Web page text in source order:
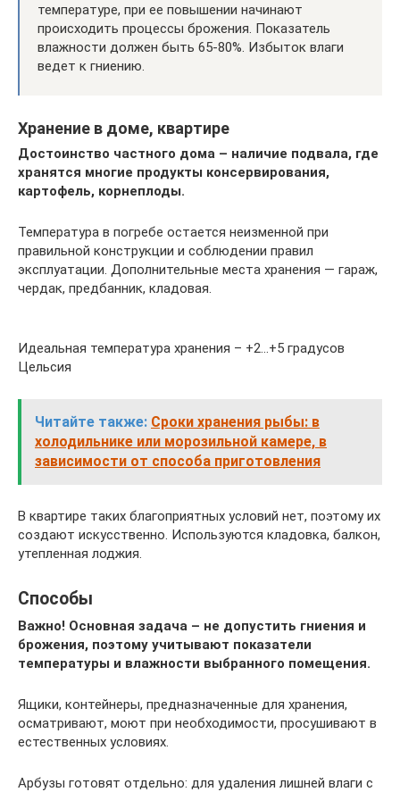
температуре, при ее повышении начинают
происходить процессы брожения. Показатель
влажности должен быть 65-80%. Избыток влаги
ведет к гниению.
Хранение в доме, квартире
Достоинство частного дома – наличие подвала, где
хранятся многие продукты консервирования,
картофель, корнеплоды.
Температура в погребе остается неизменной при
правильной конструкции и соблюдении правил
эксплуатации. Дополнительные места хранения — гараж,
чердак, предбанник, кладовая.
Идеальная температура хранения – +2…+5 градусов
Цельсия
Читайте также: Сроки хранения рыбы: в
холодильнике или морозильной камере, в
зависимости от способа приготовления
В квартире таких благоприятных условий нет, поэтому их
создают искусственно. Используются кладовка, балкон,
утепленная лоджия.
Способы
Важно! Основная задача – не допустить гниения и
брожения, поэтому учитывают показатели
температуры и влажности выбранного помещения.
Ящики, контейнеры, предназначенные для хранения,
осматривают, моют при необходимости, просушивают в
естественных условиях.
Арбузы готовят отдельно: для удаления лишней влаги с